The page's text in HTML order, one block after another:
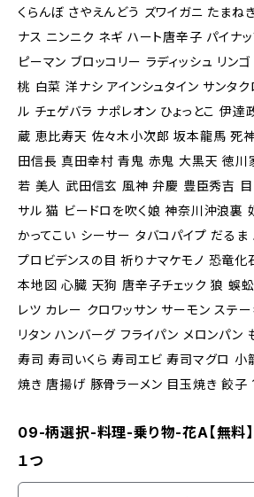
くらんぼ さやえんどう ズワイガニ たまね
ナス ニンニク ネギ ハート唐辛子 パイナ
ピーマン ブロッコリー ラディッシュ リン
桃 白菜 洋ナシ アインシュタイン サンタ
ル チェゲバラ ナポレオン ひょっとこ 伊
蔵 恵比寿天 佐々木小次郎 坂本龍馬 死
田信長 真田幸村 青鬼 赤鬼 大黒天 徳川
若 美人 武田信玄 風神 弁慶 豊臣秀吉
サル 猫 ビードロを吹く娘 神奈川沖浪裏
かってこい シーサー タバコパイプ だる
プロビデンスの目 祈りナマケモノ 恐竜
本地図 心臓 天狗 唐辛子チェック 狼 蜈
レツ カレー クロワッサン サーモン ステ
リタン ハンバーグ フライパン メロンパン
寿司 寿司いくら 寿司エビ 寿司マグロ
焼き 唐揚げ 豚骨ラーメン 目玉焼き 餃
09-柄選択-料理-乗り物-花A【無料
１つ